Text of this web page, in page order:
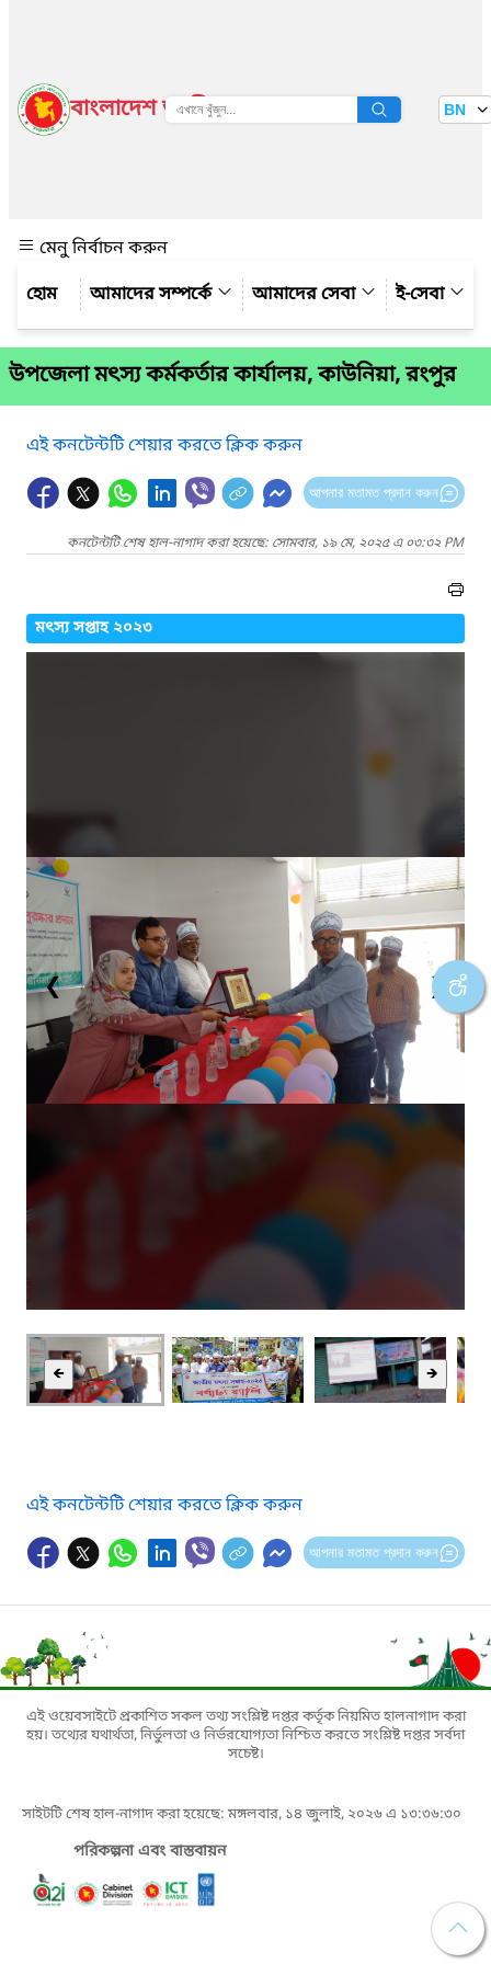
বাংলাদেশ জাতীয় তথ্য বাতায়ন BN
মেনু নির্বাচন করুন
আমাদের সম্পর্কে
আমাদের সেবা ই-সেবা
উপজেলা মৎস্য কর্মকর্তার কার্যালয়, কাউনিয়া, রংপুর
এই কনটেন্টটি শেয়ার করতে ক্লিক করুন
আপনার মতামত প্রদান করুন
কনটেন্টটি শেষ হাল-নাগাদ করা হয়েছে: সোমবার, ১৯ মে, ২০২৫ এ ০৩:৩২ PM
মৎস্য সপ্তাহ ২০২৩
❮ ❯
🡸 🡺
এই কনটেন্টটি শেয়ার করতে ক্লিক করুন
আপনার মতামত প্রদান করুন
এই ওয়েবসাইটে প্রকাশিত সকল তথ্য সংশ্লিষ্ট দপ্তর কর্তৃক নিয়মিত হালনাগাদ করা
হয়। তথ্যের যথার্থতা, নির্ভুলতা ও নির্ভরযোগ্যতা নিশ্চিত করতে সংশ্লিষ্ট দপ্তর সর্বদা
সচেষ্ট।
সাইটটি শেষ হাল-নাগাদ করা হয়েছে: মঙ্গলবার, ১৪ জুলাই, ২০২৬ এ ১৩:৩৬:৩০
পরিকল্পনা এবং বাস্তবায়ন